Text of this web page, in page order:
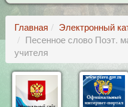
Главная
Электронный
Песенное слово Поэт.
учителя